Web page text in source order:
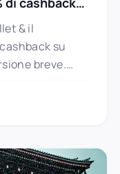
& il
su
breve.